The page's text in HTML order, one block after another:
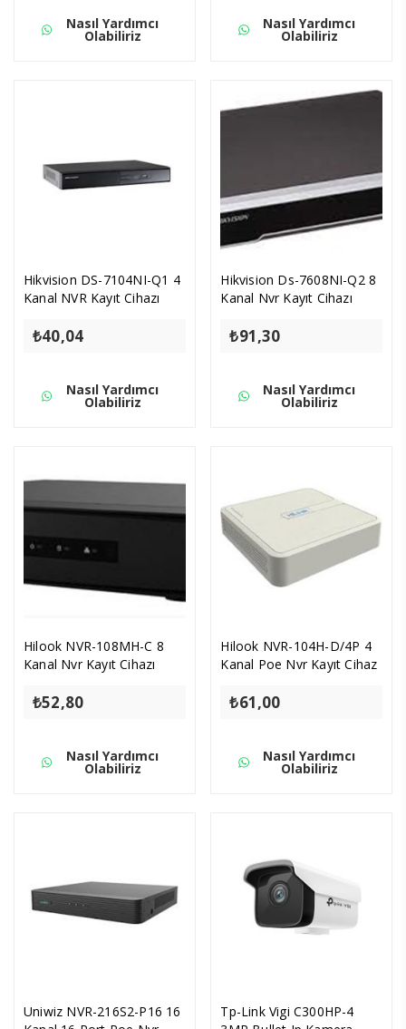
Nasıl Yardımcı
Olabiliriz
Nasıl Yardımcı
Olabiliriz
Hikvision DS-7104NI-Q1 4
Kanal NVR Kayıt Cihazı
₺40,04
Nasıl Yardımcı
Olabiliriz
Hikvision Ds-7608NI-Q2 8
Kanal Nvr Kayıt Cihazı
₺91,30
Nasıl Yardımcı
Olabiliriz
Hilook NVR-108MH-C 8
Kanal Nvr Kayıt Cihazı
₺52,80
Nasıl Yardımcı
Olabiliriz
Hilook NVR-104H-D/4P 4
Kanal Poe Nvr Kayıt Cihaz
₺61,00
Nasıl Yardımcı
Olabiliriz
Uniwiz NVR-216S2-P16 16
Tp-Link Vigi C300HP-4